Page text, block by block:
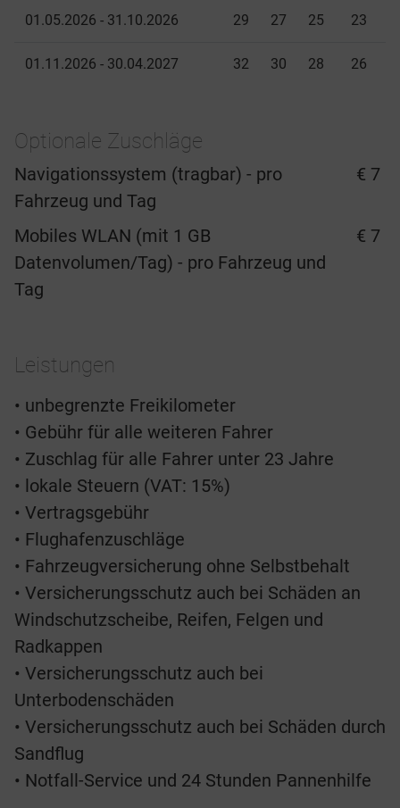
01.05.2026 - 31.10.2026 29 27 25 23
01.11.2026 - 30.04.2027 32 30 28 26
Optionale Zuschläge
Navigationssystem (tragbar) - pro
Fahrzeug und Tag
€ 7
Mobiles WLAN (mit 1 GB
Datenvolumen/Tag) - pro Fahrzeug und
Tag
€ 7
Leistungen
• unbegrenzte Freikilometer
• Gebühr für alle weiteren Fahrer
• Zuschlag für alle Fahrer unter 23 Jahre
• lokale Steuern (VAT: 15%)
• Vertragsgebühr
• Flughafenzuschläge
• Fahrzeugversicherung ohne Selbstbehalt
• Versicherungsschutz auch bei Schäden an
Windschutzscheibe, Reifen, Felgen und
Radkappen
• Versicherungsschutz auch bei
Unterbodenschäden
• Versicherungsschutz auch bei Schäden durch
Sandflug
• Notfall-Service und 24 Stunden Pannenhilfe